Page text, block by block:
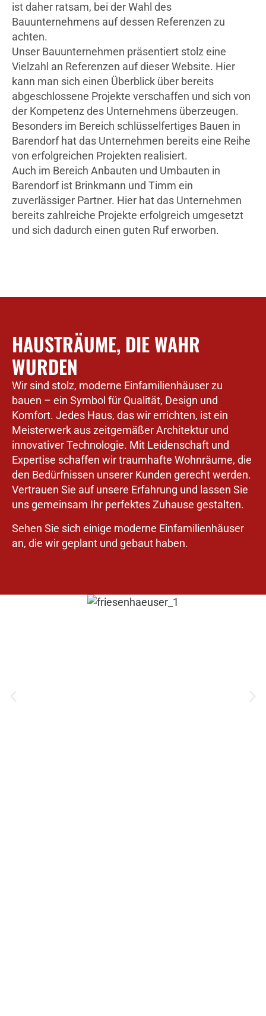
ist daher ratsam, bei der Wahl des
Bauunternehmens auf dessen Referenzen zu
achten.
Unser Bauunternehmen präsentiert stolz eine
Vielzahl an Referenzen auf dieser Website. Hier
kann man sich einen Überblick über bereits
abgeschlossene Projekte verschaffen und sich von
der Kompetenz des Unternehmens überzeugen.
Besonders im Bereich schlüsselfertiges Bauen in
Barendorf hat das Unternehmen bereits eine Reihe
von erfolgreichen Projekten realisiert.
Auch im Bereich Anbauten und Umbauten in
Barendorf ist Brinkmann und Timm ein
zuverlässiger Partner. Hier hat das Unternehmen
bereits zahlreiche Projekte erfolgreich umgesetzt
und sich dadurch einen guten Ruf erworben.
HAUSTRÄUME, DIE WAHR
WURDEN
Wir sind stolz, moderne Einfamilienhäuser zu
bauen – ein Symbol für Qualität, Design und
Komfort. Jedes Haus, das wir errichten, ist ein
Meisterwerk aus zeitgemäßer Architektur und
innovativer Technologie. Mit Leidenschaft und
Expertise schaffen wir traumhafte Wohnräume, die
den Bedürfnissen unserer Kunden gerecht werden.
Vertrauen Sie auf unsere Erfahrung und lassen Sie
uns gemeinsam Ihr perfektes Zuhause gestalten.
Sehen Sie sich einige moderne Einfamilienhäuser
an, die wir geplant und gebaut haben.